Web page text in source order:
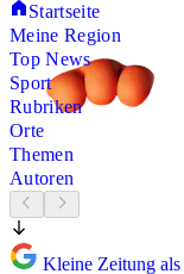
Startseite
Meine Region
Top News
Sport
Rubriken
Orte
Themen
Autoren
Kleine Zeitung